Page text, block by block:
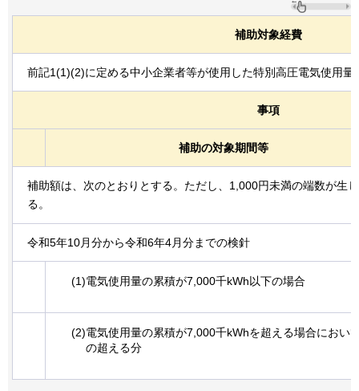
補助対象経費
前記1(1)(2)に定める中小企業者等が使用した特別高圧電気使用量
事項
補助の対象期間等
補助額は、次のとおりとする。ただし、1,000円未満の端数が生
る。
令和5年10月分から令和6年4月分までの検針
(1)電気使用量の累積が7,000千kWh以下の場合
(2)電気使用量の累積が7,000千kWhを超える場合におい
の超える分